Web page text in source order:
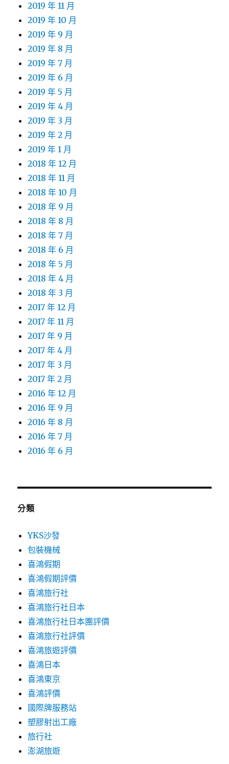
2019 年 11 月
2019 年 10 月
2019 年 9 月
2019 年 8 月
2019 年 7 月
2019 年 6 月
2019 年 5 月
2019 年 4 月
2019 年 3 月
2019 年 2 月
2019 年 1 月
2018 年 12 月
2018 年 11 月
2018 年 10 月
2018 年 9 月
2018 年 8 月
2018 年 7 月
2018 年 6 月
2018 年 5 月
2018 年 4 月
2018 年 3 月
2017 年 12 月
2017 年 11 月
2017 年 9 月
2017 年 4 月
2017 年 3 月
2017 年 2 月
2016 年 12 月
2016 年 9 月
2016 年 8 月
2016 年 7 月
2016 年 6 月
分類
YKS沙發
包裝機械
喜鴻假期
喜鴻假期評價
喜鴻旅行社
喜鴻旅行社日本
喜鴻旅行社日本團評價
喜鴻旅行社評價
喜鴻旅遊評價
喜鴻日本
喜鴻東京
喜鴻評價
國際牌服務站
塑膠射出工廠
旅行社
澎湖旅遊